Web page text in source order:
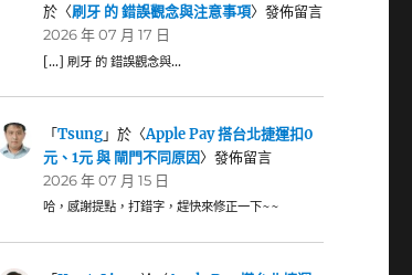
於〈刷牙 的 錯誤觀念與注意事項〉發佈留言
2026 年 07 月 17 日
[…] 刷牙 的 錯誤觀念與…
「Tsung」於〈Apple Pay 搭台北捷運扣0
元、1元 與 閘門不同原因〉發佈留言
2026 年 07 月 15 日
哈，感謝提點，打錯字，趕快來修正一下~~